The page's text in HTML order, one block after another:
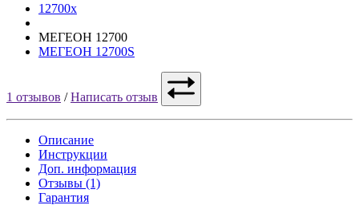
12700x
МЕГЕОН 12700
МЕГЕОН 12700S
1 отзывов /Написать отзыв
Описание
Инструкции
Доп. информация
Отзывы (1)
Гарантия